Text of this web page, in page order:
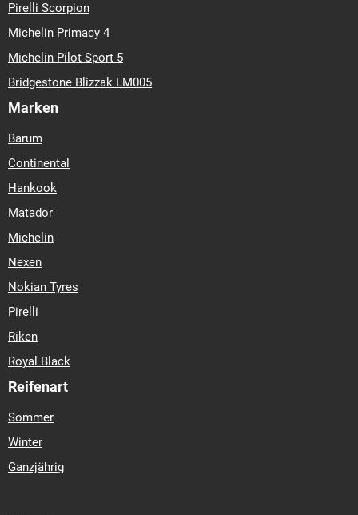
Pirelli Scorpion
Michelin Primacy 4
Michelin Pilot Sport 5
Bridgestone Blizzak LM005
Marken
Barum
Continental
Hankook
Matador
Michelin
Nexen
Nokian Tyres
Pirelli
Riken
Royal Black
Reifenart
Sommer
Winter
Ganzjährig